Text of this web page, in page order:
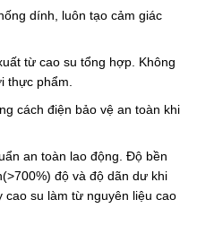
dính, luôn tạo cảm giác
từ cao su tổng hợp. Không
thực phẩm.
cách điện bảo vệ an toàn khi
an toàn lao động. Độ bền
độ và độ dãn dư khi
cao su làm từ nguyên liệu cao